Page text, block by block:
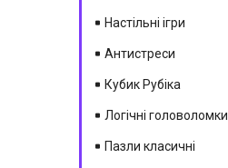
Настільні ігри
Антистреси
Кубик Рубіка
Логічні головоломки
Пазли класичні